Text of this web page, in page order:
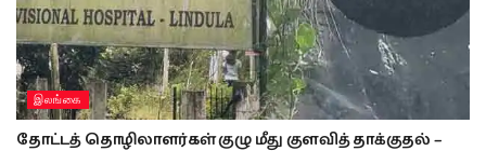
இலங்கை
தோட்டத் தொழிலாளர்கள் குழு மீது குளவித் தாக்குதல் –